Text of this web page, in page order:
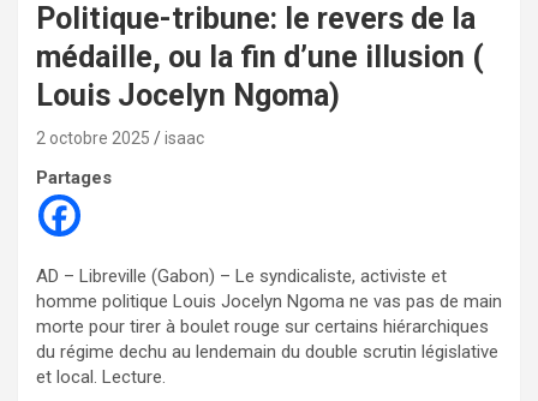
Politique-tribune: le revers de la
médaille, ou la fin d’une illusion (
Louis Jocelyn Ngoma)
2 octobre 2025 isaac
Partages
AD – Libreville (Gabon) – Le syndicaliste, activiste et
homme politique Louis Jocelyn Ngoma ne vas pas de main
morte pour tirer à boulet rouge sur certains hiérarchiques
du régime dechu au lendemain du double scrutin législative
et local. Lecture.